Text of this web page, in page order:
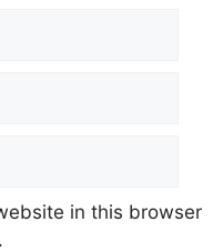
in this browser